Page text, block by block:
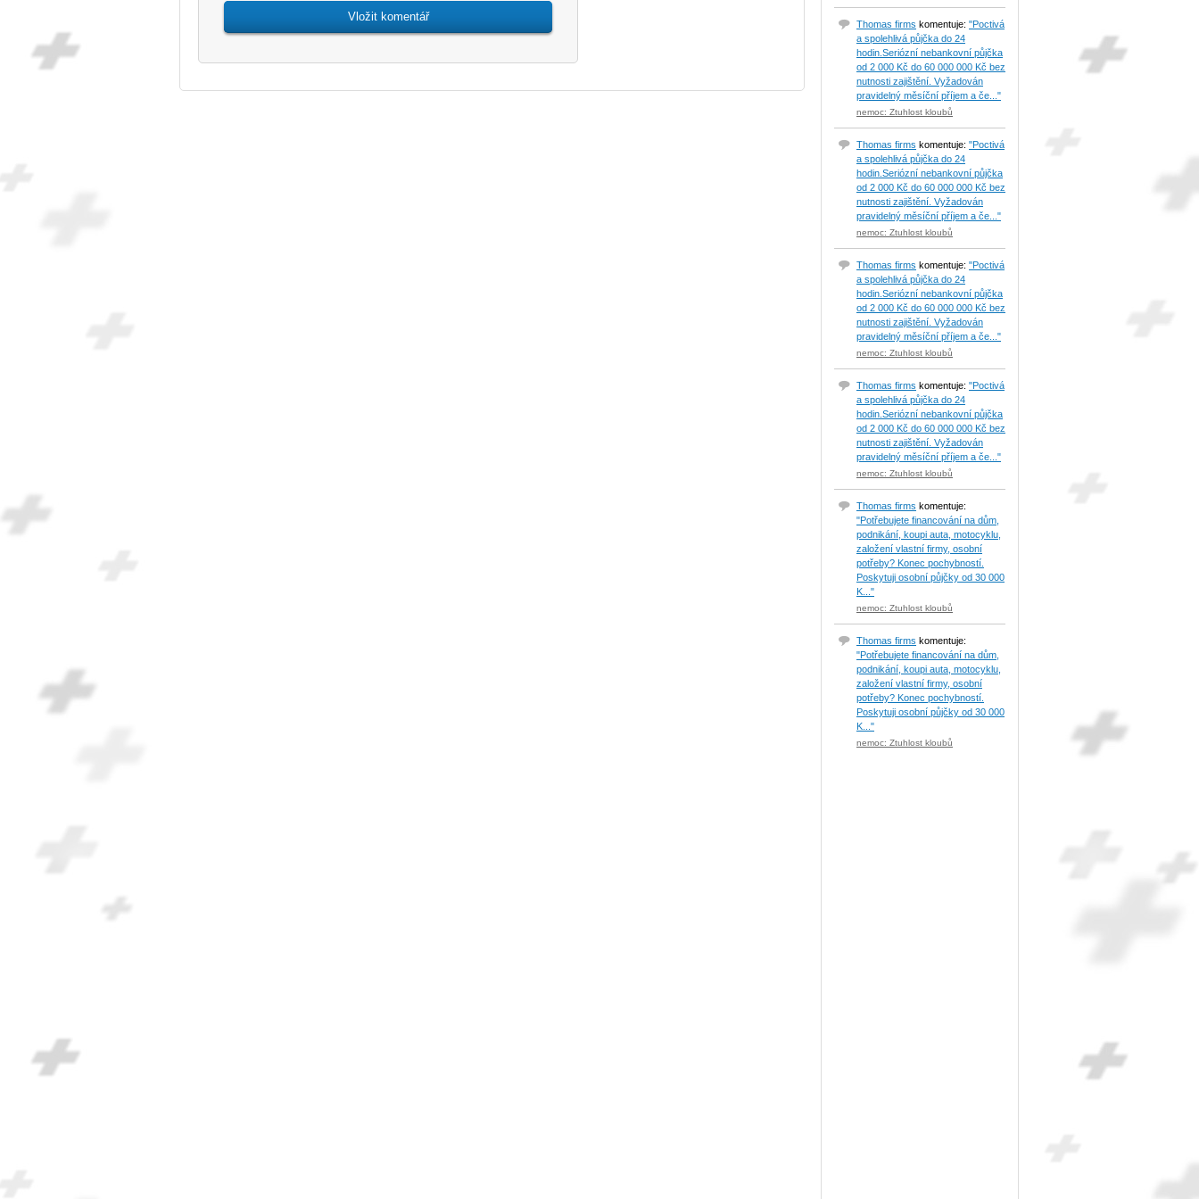
Thomas firms komentuje: "Poctivá
a spolehlivá půjčka do 24
hodin.Seriózní nebankovní půjčka
od 2 000 Kč do 60 000 000 Kč bez
nutnosti zajištění. Vyžadován
pravidelný měsíční příjem a če..."
nemoc: Ztuhlost kloubů
Thomas firms komentuje: "Poctivá
a spolehlivá půjčka do 24
hodin.Seriózní nebankovní půjčka
od 2 000 Kč do 60 000 000 Kč bez
nutnosti zajištění. Vyžadován
pravidelný měsíční příjem a če..."
nemoc: Ztuhlost kloubů
Thomas firms komentuje: "Poctivá
a spolehlivá půjčka do 24
hodin.Seriózní nebankovní půjčka
od 2 000 Kč do 60 000 000 Kč bez
nutnosti zajištění. Vyžadován
pravidelný měsíční příjem a če..."
nemoc: Ztuhlost kloubů
Thomas firms komentuje: "Poctivá
a spolehlivá půjčka do 24
hodin.Seriózní nebankovní půjčka
od 2 000 Kč do 60 000 000 Kč bez
nutnosti zajištění. Vyžadován
pravidelný měsíční příjem a če..."
nemoc: Ztuhlost kloubů
Thomas firms komentuje:
"Potřebujete financování na dům,
podnikání, koupi auta, motocyklu,
založení vlastní firmy, osobní
potřeby? Konec pochybností.
Poskytuji osobní půjčky od 30 000
K..."
nemoc: Ztuhlost kloubů
Thomas firms komentuje:
"Potřebujete financování na dům,
podnikání, koupi auta, motocyklu,
založení vlastní firmy, osobní
potřeby? Konec pochybností.
Poskytuji osobní půjčky od 30 000
K..."
nemoc: Ztuhlost kloubů